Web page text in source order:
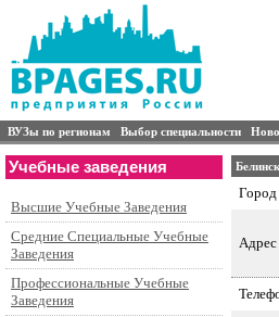
ВУЗы по регионам Выбор специальности
Учебные заведения
Высшие Учебные Заведения
Средние Специальные Учебные
Заведения
Профессиональные Учебные
Заведения
Город
Адрес